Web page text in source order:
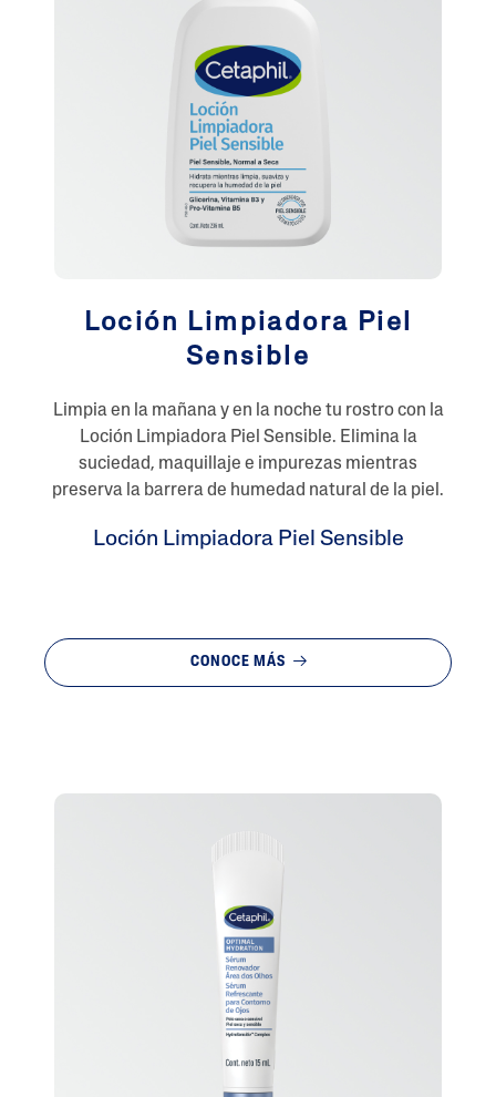
Loción Limpiadora Piel
Sensible
Limpia en la mañana y en la noche tu rostro con la
Loción Limpiadora Piel Sensible. Elimina la
suciedad, maquillaje e impurezas mientras
preserva la barrera de humedad natural de la piel.
Loción Limpiadora Piel Sensible
CONOCE MÁS